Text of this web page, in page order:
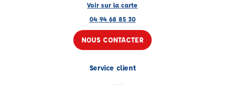
Voir sur la carte
04 94 68 85 30
NOUS CONTACTER
Service client